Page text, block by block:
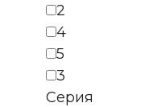
2
4
5
3
Серия